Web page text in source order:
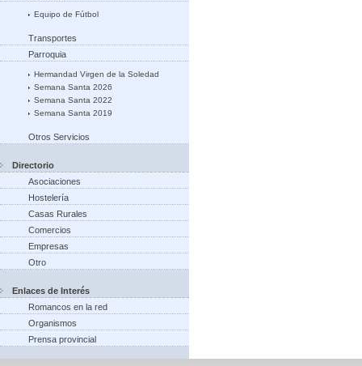
Equipo de Fútbol
Transportes
Parroquia
Hermandad Virgen de la Soledad
Semana Santa 2026
Semana Santa 2022
Semana Santa 2019
Otros Servicios
Directorio
Asociaciones
Hostelería
Casas Rurales
Comercios
Empresas
Otro
Enlaces de Interés
Romancos en la red
Organismos
Prensa provincial